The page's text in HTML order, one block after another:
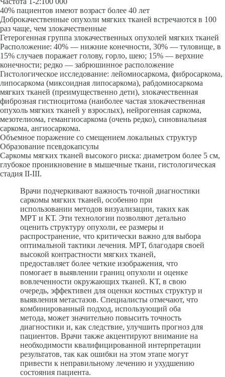
40% пациентов имеют возраст более 40 лет
Доброкачественные опухоли мягких тканей встречаются в 100
раз чаще, чем злокачественные
Гетерогенная группа злокачественных опухолей мягких тканей
Расположение: 40% — нижние конечности, 30% — туловище, в
15% случаев поражает голову, горло, шею; 15% — верхние
конечности; редко — забрюшинное расположение
Гистологическое исследование: лейомиосаркома, фибросаркома,
липосаркома (миксоидная липосаркома), рабдомиосаркома
мягких тканей (преимущественно дети), злокачественная
фиброзная гистиоцитома (наиболее частая злокачественная
опухоль мягких тканей у взрослых), нейрогенная саркома,
мезотелиома, гемангиосаркома (очень редко), синовиальная
саркома, ангиосаркома.
Объемное поражение со смещением локальных структур
Образование псевдокапсулы
Саркомы мягких тканей высокого риска: диаметром более 5 см,
глубокое проникновение в мышечные ткани, гистологическая
стадия II-III.
Врачи подчеркивают важность точной диагностики
саркомы мягких тканей, особенно при
использовании методов визуализации, таких как
МРТ и КТ. Эти технологии позволяют детально
оценить структуру опухоли, ее размеры и
распространение, что критически важно для выбора
оптимальной тактики лечения. МРТ, благодаря своей
высокой контрастности мягких тканей,
предоставляет более четкие изображения, что
помогает в выявлении границ опухоли и оценке
вовлеченности окружающих тканей. КТ, в свою
очередь, эффективен для оценки костных структур и
выявления метастазов. Специалисты отмечают, что
комбинированный подход, использующий оба
метода, может значительно повысить точность
диагностики и, как следствие, улучшить прогноз для
пациентов. Врачи также акцентируют внимание на
необходимости квалифицированной интерпретации
результатов, так как ошибки на этом этапе могут
привести к неправильному лечению и ухудшению
состояния пациента.